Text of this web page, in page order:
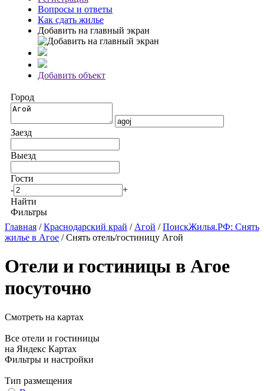
Вопросы и ответы
Как сдать жилье
Добавить на главный экран
Добавить объект
Город
Заезд
Выезд
Гости
-
+
Найти
Фильтры
Главная /Краснодарский край / Агой /ПоискЖилья.РФ: Снять
жилье в Агое / Снять отель/гостиницу Агой
Отели и гостиницы в Агое
посуточно
Смотреть на картах
Все отели и гостиницы
на Яндекс Картах
Фильтры и настройки
Тип размещения